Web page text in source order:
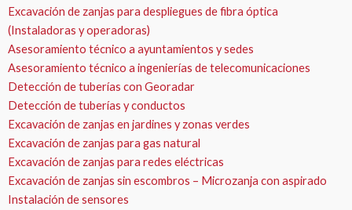
Excavación de zanjas para despliegues de fibra óptica
(Instaladoras y operadoras)
Asesoramiento técnico a ayuntamientos y sedes
Asesoramiento técnico a ingenierías de telecomunicaciones
Detección de tuberías con Georadar
Detección de tuberías y conductos
Excavación de zanjas en jardines y zonas verdes
Excavación de zanjas para gas natural
Excavación de zanjas para redes eléctricas
Excavación de zanjas sin escombros – Microzanja con aspirado
Instalación de sensores